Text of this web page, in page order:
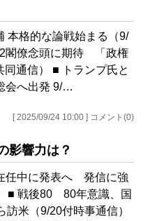
本格的な論戦始まる（9/
閣僚念頭に期待 「政権
通信） ■ トランプ氏と
会へ出発 9/…
[ 2025/09/24 10:00 ] コメント(0)
影響力は？
任中に発表へ 発信に強
■ 戦後80 80年意識、国
米（9/20付時事通信）